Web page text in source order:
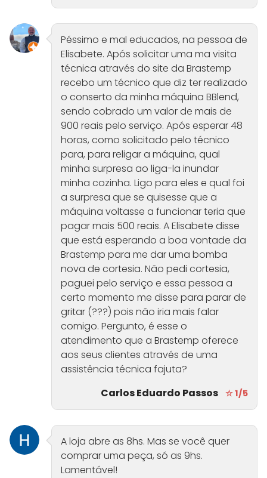
Péssimo e mal educados, na pessoa de
Elisabete. Após solicitar uma ma visita
técnica através do site da Brastemp
recebo um técnico que diz ter realizado
o conserto da minha máquina BBlend,
sendo cobrado um valor de mais de
900 reais pelo serviço. Após esperar 48
horas, como solicitado pelo técnico
para, para religar a máquina, qual
minha surpresa ao liga-la inundar
minha cozinha. Ligo para eles e qual foi
a surpresa que se quisesse que a
máquina voltasse a funcionar teria que
pagar mais 500 reais. A Elisabete disse
que está esperando a boa vontade da
Brastemp para me dar uma bomba
nova de cortesia. Não pedi cortesia,
paguei pelo serviço e essa pessoa a
certo momento me disse para parar de
gritar (???) pois não iria mais falar
comigo. Pergunto, é esse o
atendimento que a Brastemp oferece
aos seus clientes através de uma
assistência técnica fajuta?
Carlos Eduardo Passos ☆ 1/5
A loja abre as 8hs. Mas se você quer
comprar uma peça, só as 9hs.
Lamentável!